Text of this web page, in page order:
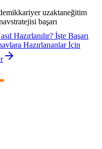
uzaktaneğitim
başarı
Hazırlanılır? İşte Başarı
Hazırlananlar İçin